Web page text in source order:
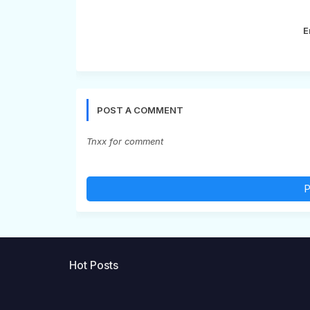
POST A COMMENT
Tnxx for comment
Hot Posts